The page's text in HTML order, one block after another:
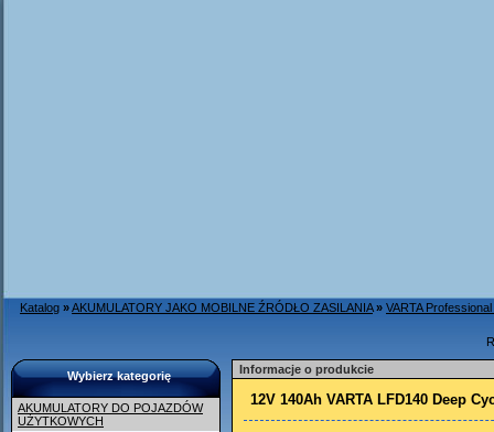
Katalog »AKUMULATORY JAKO MOBILNE ŹRÓDŁO ZASILANIA » VARTA
Wybierz kategorię
AKUMULATORY DO POJAZDÓW
UŻYTKOWYCH
Informacje o produkcie
12V 140Ah VARTA LFD140 Deep